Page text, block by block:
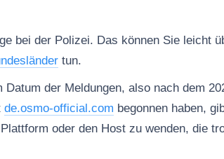
bei der Polizei. Das können Sie leicht
tun.
Datum der Meldungen, also nach dem
de.osmo-official.com begonnen haben,
oder den Host zu wenden, die